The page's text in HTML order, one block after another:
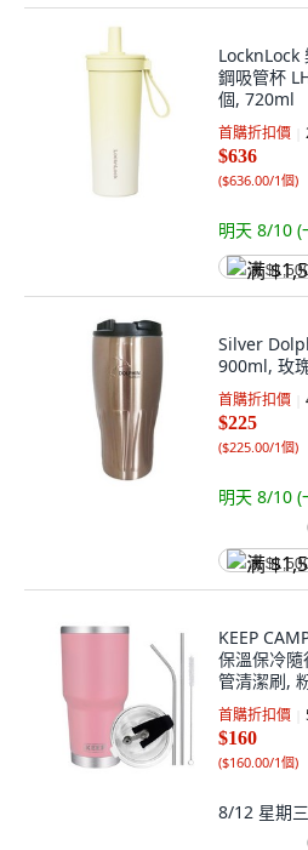
LocknLock
鋼吸管杯
個, 720ml
首購折扣價
$636
($636.00/1個)
明天 8/10 (
满
Silver
900ml, 玫
首購折扣價
$225
($225.00/1個)
明天 8/10 (
满
KEEP
保溫保冷
管清潔刷,
首購折扣價
$160
($160.00/1個)
8/12 星期三